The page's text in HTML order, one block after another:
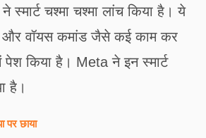
चश्मा चश्मा लांच किया है। ये
और वॉयस कमांड जैसे कई काम कर
किया है। Meta ने इन स्मार्ट
है।
छाया